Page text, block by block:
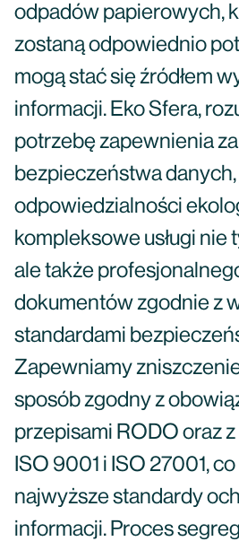
odpadów papierowych,
zostaną odpowiednio
mogą stać się źródłem
informacji. Eko Sfera,
potrzebę zapewnienia
bezpieczeństwa danych,
odpowiedzialności
kompleksowe usługi nie
ale także
dokumentów zgodnie z
standardami
Zapewniamy
sposób zgodny z
przepisami RODO oraz
ISO 9001 i ISO 27001,
najwyższe standardy
informacji. Proces